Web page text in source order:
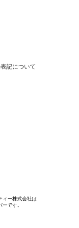
記について
ィー株式会社は
です。